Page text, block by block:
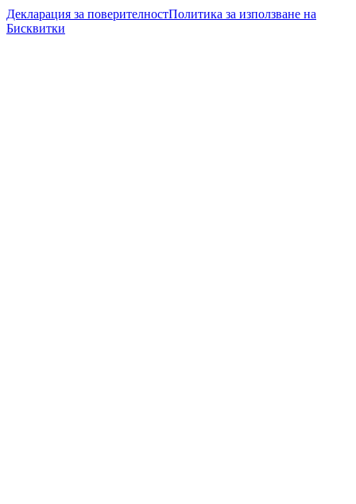
Декларация за поверителностПолитика за използване на
Бисквитки